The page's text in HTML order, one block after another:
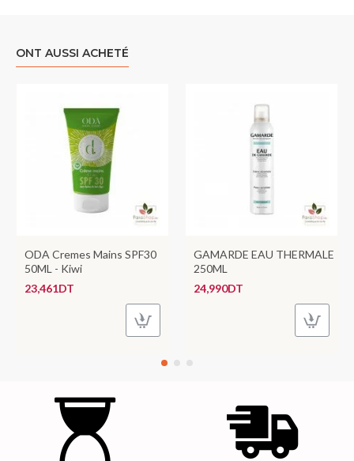
ONT AUSSI ACHETÉ
ODA Cremes Mains SPF30
50ML - Kiwi
23,461DT
GAMARDE EAU THERMALE
250ML
24,990DT